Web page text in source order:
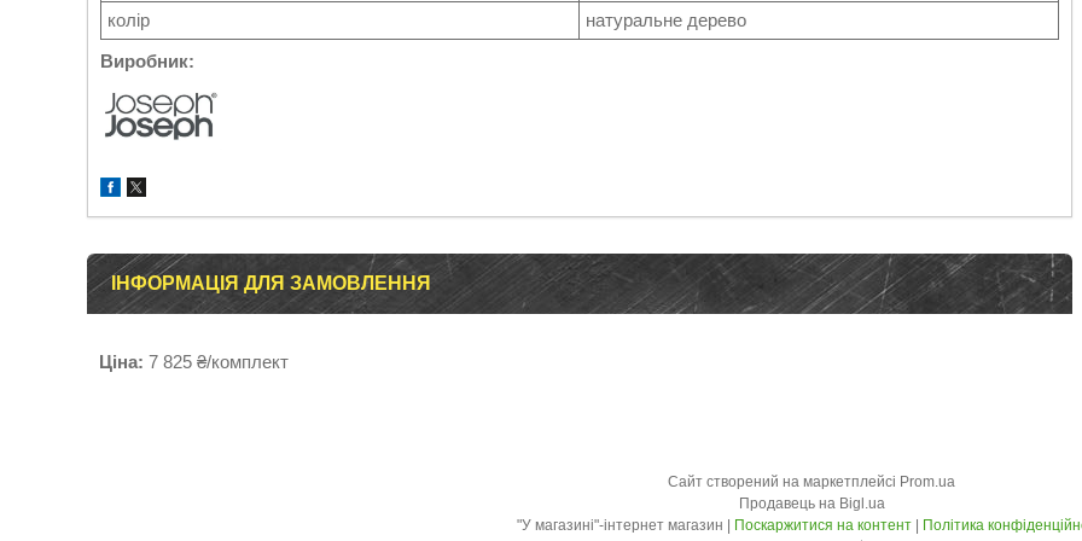
колір
натуральне дерево
Виробник:
ІНФОРМАЦІЯ ДЛЯ ЗАМОВЛЕННЯ
Ціна: 7 825 ₴/комплект
Сайт створений на маркетплейсі Prom.ua
Продавець на Bigl.ua
Поскаржитися на контент
Політика